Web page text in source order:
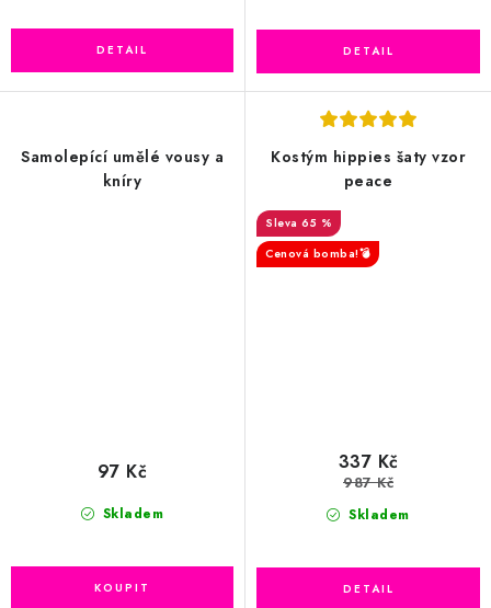
Samolepící umělé vousy a
kníry
Skladem
97 Kč
Kostým hippies šaty vzor
peace
65 %
Cenová bomba!💣
Skladem
337 Kč
987 Kč